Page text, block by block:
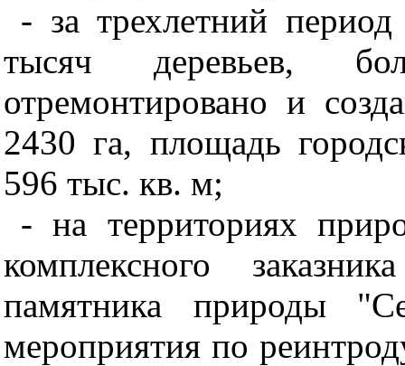
- за трехлетний
тысяч деревьев,
отремонтировано и
2430 га, площадь
596 тыс. кв. м;
- на территориях
комплексного
памятника природы
мероприятия по